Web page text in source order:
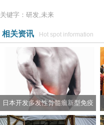
关键字：研发,未来
相关资讯 Hot spot information
日本开发多发性骨髓瘤新型免疫
疗法